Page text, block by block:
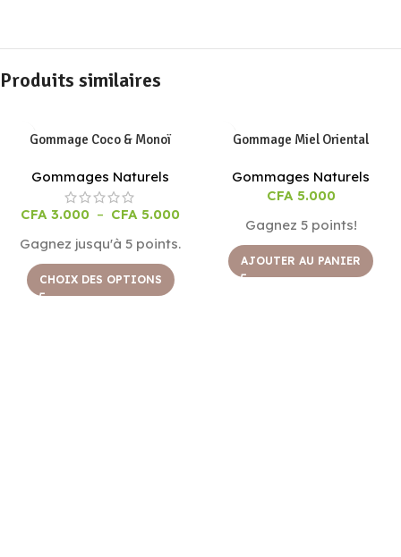
Produits similaires
Gommage Coco & Monoï
Gommages Naturels
CFA3.000 – CFA5.000
Gagnez jusqu'à 5 points.
CHOIX DES OPTIONS
Gommage Miel Oriental
Gommages Naturels
CFA5.000
Gagnez 5 points!
AJOUTER AU PANIER